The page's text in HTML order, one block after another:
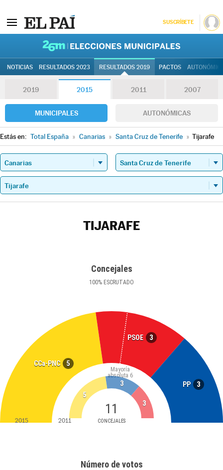
SUSCRÍBETE
NOTICIAS RESULTADOS 2023 RESULTADOS 2019 PACTOS
2019 2015 2011 2007
MUNICIPALES AUTONÓMICAS
Estás en: Total España » Canarias » Santa Cruz de Tenerife » Tijarafe
TIJARAFE
Concejales
100% ESCRUTADO
CCa-PNC 5
PSOE 3
PP 3
11
CONCEJALES
Mayoría
absoluta 6
5
3
3
2015 2011
Número de votos